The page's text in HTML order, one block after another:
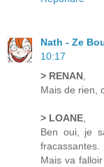
Nath - Ze
10:17
> RENAN,
Mais de rien,
> LOANE,
Ben oui, je
fracassantes.
Mais va